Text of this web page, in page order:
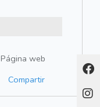
Página web
Compartir